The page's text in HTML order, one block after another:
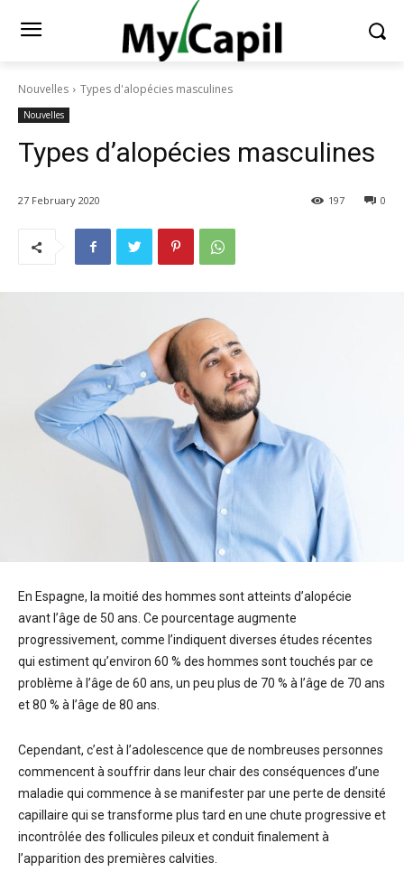
Nouvelles Types d'alopécies masculines
Nouvelles
Types d’alopécies masculines
27 February 2020 0
197
En Espagne, la moitié des hommes sont atteints d’alopécie
avant l’âge de 50 ans. Ce pourcentage augmente
progressivement, comme l’indiquent diverses études récentes
qui estiment qu’environ 60 % des hommes sont touchés par ce
problème à l’âge de 60 ans, un peu plus de 70 % à l’âge de 70 ans
et 80 % à l’âge de 80 ans.
Cependant, c’est à l’adolescence que de nombreuses personnes
commencent à souffrir dans leur chair des conséquences d’une
maladie qui commence à se manifester par une perte de densité
capillaire qui se transforme plus tard en une chute progressive et
incontrôlée des follicules pileux et conduit finalement à
l’apparition des premières calvities.